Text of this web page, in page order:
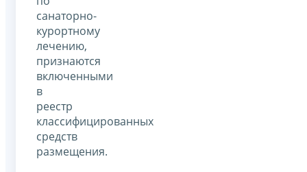
санаторно-
курортному
лечению,
признаются
включенными
в
реестр
классифицированных
средств
размещения.